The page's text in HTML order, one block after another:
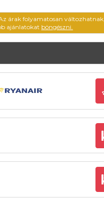
árak folyamatosan változhatnak,
ajánlatokat böngészni.